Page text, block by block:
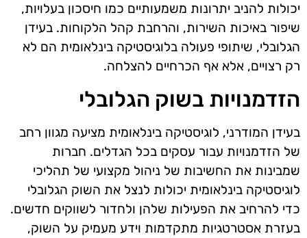
יכולות להניב יתרונות משמעותיים כמו חיסכון בעלויות,
שיפור באיכות השירות, והרחבת קהל הלקוחות. בעידן
הגלובלי, שיתופי פעולה בלוגיסטיקה בינלאומית הם לא
רק רצויים, אלא אף הכרחיים להצלחה.
הזדמנויות בשוק הגלובלי
בעידן המודרני, לוגיסטיקה בינלאומית מציעה מגוון רחב
של הזדמנויות עבור עסקים בכל הגדלים. חברות
שמבינות את החשיבות של ניהול מקצועי של תהליכי
לוגיסטיקה בינלאומית יכולות לנצל את השוק הגלובלי
כדי להרחיב את הפעילות שלהן ולחדור לשווקים חדשים.
בעזרת אסטרטגיות מתקדמות וידע מעמיק על השוק,